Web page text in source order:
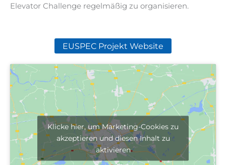
Elevator Challenge regelmäßig zu organisieren.
EUSPEC Projekt Website
Klicke hier, um Marketing-Cookies zu
akzeptieren und diesen Inhalt zu
aktivieren